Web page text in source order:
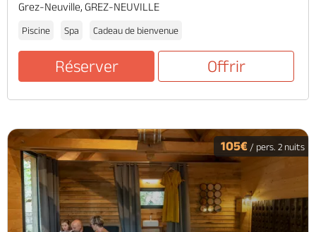
Grez-Neuville, GREZ-NEUVILLE
Piscine Spa Cadeau de bienvenue
Réserver Offrir
105€ / pers. 2 nuits